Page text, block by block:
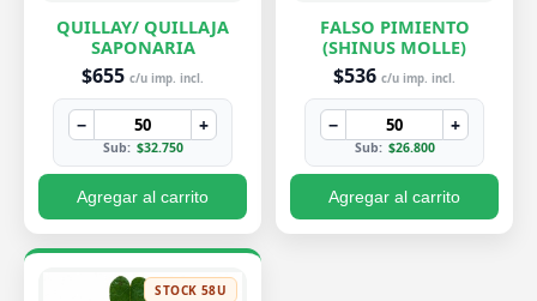
QUILLAY/ QUILLAJA
SAPONARIA
$655 c/u imp. incl.
− +
Sub: $32.750
Agregar al carrito
FALSO PIMIENTO
(SHINUS MOLLE)
$536 c/u imp. incl.
− +
Sub: $26.800
Agregar al carrito
STOCK 58U